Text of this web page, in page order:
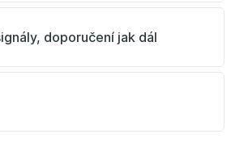
projevu kandidátů a vyhodnotit
Vás jakožto zaměstnavatele
pro každého, kdo se ve vaší
doporučení jak dál